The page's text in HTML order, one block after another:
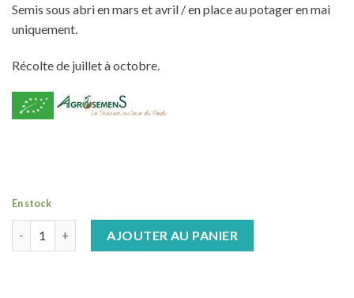
Semis sous abri en mars et avril / en place au potager en mai
uniquement.
Récolte de juillet à octobre.
En stock
AJOUTER AU PANIER